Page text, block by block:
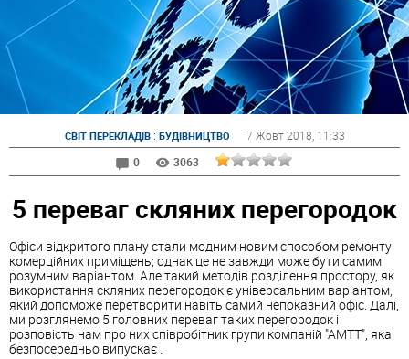
СВІТ ПЕРЕКЛАДІВ: БУДІВНИЦТВО 7 Жовт 2018 , 11:33
0
3063
5 переваг скляних перегородок
Офіси відкритого плану стали модним новим способом ремонту
комерційних приміщень; однак це не завжди може бути самим
розумним варіантом. Але такий методів розділення простору, як
використання скляних перегородок є універсальним варіантом,
який допоможе перетворити навіть самий непоказний офіс. Далі,
ми розглянемо 5 головних переваг таких перегородок і
розповість нам про них співробітник групи компаній "АМТТ", яка
безпосередньо випускає .